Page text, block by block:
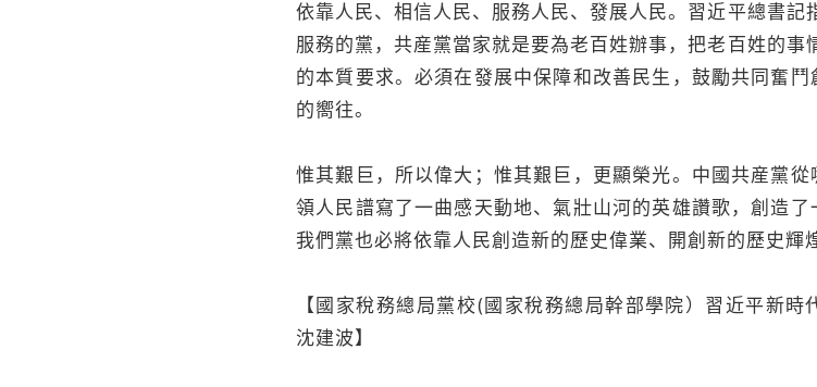
依靠人民、相信人民、服務人民、發展人民。習近平總書記
服務的黨，共産黨當家就是要為老百姓辦事，把老百姓的事
的本質要求。必須在發展中保障和改善民生，鼓勵共同奮
的嚮往。
惟其艱巨，所以偉大；惟其艱巨，更顯榮光。中國共産黨
領人民譜寫了一曲感天動地、氣壯山河的英雄讚歌，創造了
我們黨也必將依靠人民創造新的歷史偉業、開創新的歷史輝
【國家稅務總局黨校(國家稅務總局幹部學院）習近平新
沈建波】